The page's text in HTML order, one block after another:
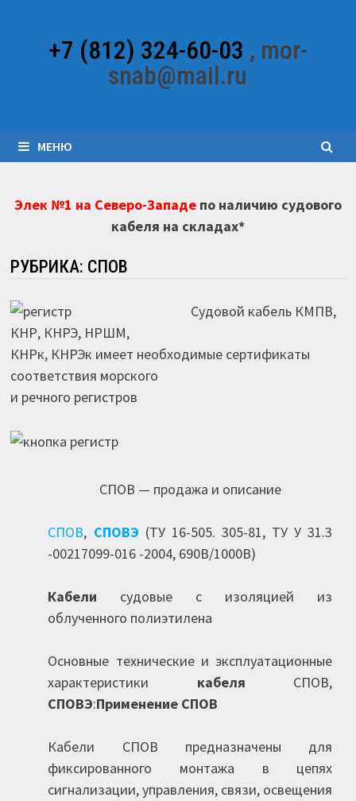
содержимому+7 (812) 324-60-03 , mor-
snab@mail.ru
МЕНЮ
Элек №1 на Северо-Западепо наличию судового
кабеля на складах*
РУБРИКА: СПОВ
Судовой кабель КМПВ,
КНР, КНРЭ, НРШМ,
КНРк, КНРЭк имеет необходимые сертификаты
соответствия морского
и речного регистров
СПОВ — продажа и описание
СПОВ, СПОВЭ (ТУ 16-505. 305-81, ТУ У 31.3
-00217099-016 -2004, 690В/1000В)
Кабели судовые с изоляцией из
облученного полиэтилена
Основные технические и эксплуатационные
характеристики кабеля СПОВ,
СПОВЭ:Применение СПОВ
Кабели СПОВ предназначены для
фиксированного монтажа в цепях
сигнализации, управления, связи, освещения